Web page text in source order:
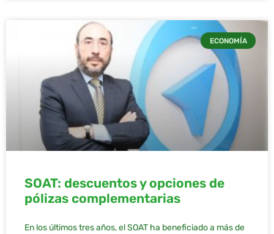
ECONOMÍA
SOAT: descuentos y opciones de
pólizas complementarias
En los últimos tres años, el SOAT ha beneficiado a más de